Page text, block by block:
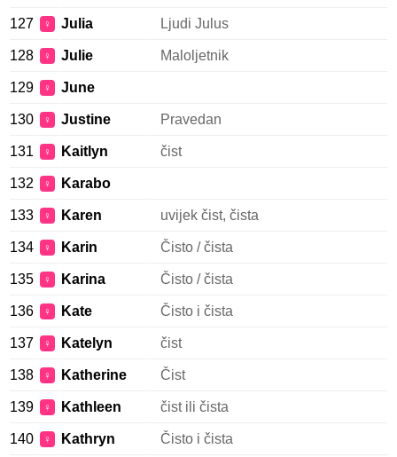
127 ♀ Julia Ljudi Julus
128 ♀ Julie Maloljetnik
129 ♀ June
130 ♀ Justine Pravedan
131 ♀ Kaitlyn čist
132 ♀ Karabo
133 ♀ Karen uvijek čist, čista
134 ♀ Karin Čisto / čista
135 ♀ Karina Čisto / čista
136 ♀ Kate Čisto i čista
137 ♀ Katelyn čist
138 ♀ Katherine Čist
139 ♀ Kathleen čist ili čista
140 ♀ Kathryn Čisto i čista